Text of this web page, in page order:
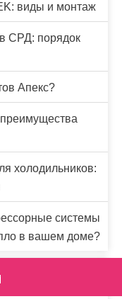
виды и монтаж
СРД: порядок
Апекс?
холодильников:
системы
в вашем доме?